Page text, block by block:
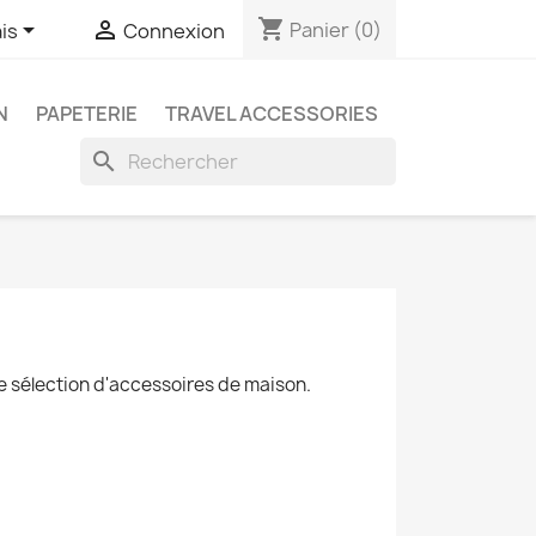
  Connexion shopping_cart Panier (0)
PAPETERIE TRAVEL ACCESSORIES
search
sélection d'accessoires de maison.